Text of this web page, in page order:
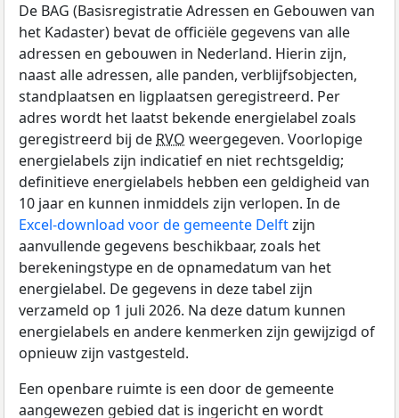
De BAG (Basisregistratie Adressen en Gebouwen van
het Kadaster) bevat de officiële gegevens van alle
adressen en gebouwen in Nederland. Hierin zijn,
naast alle adressen, alle panden, verblijfsobjecten,
standplaatsen en ligplaatsen geregistreerd. Per
adres wordt het laatst bekende energielabel zoals
geregistreerd bij de RVO weergegeven. Voorlopige
energielabels zijn indicatief en niet rechtsgeldig;
definitieve energielabels hebben een geldigheid van
10 jaar en kunnen inmiddels zijn verlopen. In de
Excel-download voor de gemeente Delftzijn
aanvullende gegevens beschikbaar, zoals het
berekeningstype en de opnamedatum van het
energielabel. De gegevens in deze tabel zijn
verzameld op 1 juli 2026. Na deze datum kunnen
energielabels en andere kenmerken zijn gewijzigd of
opnieuw zijn vastgesteld.
Een openbare ruimte is een door de gemeente
aangewezen gebied dat is ingericht en wordt